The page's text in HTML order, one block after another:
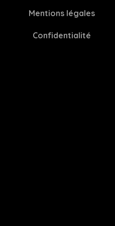
Mentions légales
Confidentialité